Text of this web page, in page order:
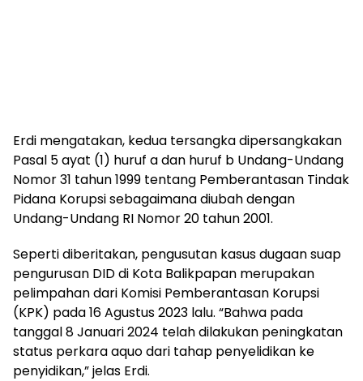
Erdi mengatakan, kedua tersangka dipersangkakan
Pasal 5 ayat (1) huruf a dan huruf b Undang-Undang
Nomor 31 tahun 1999 tentang Pemberantasan Tindak
Pidana Korupsi sebagaimana diubah dengan
Undang-Undang RI Nomor 20 tahun 2001.
Seperti diberitakan, pengusutan kasus dugaan suap
pengurusan DID di Kota Balikpapan merupakan
pelimpahan dari Komisi Pemberantasan Korupsi
(KPK) pada 16 Agustus 2023 lalu. “Bahwa pada
tanggal 8 Januari 2024 telah dilakukan peningkatan
status perkara aquo dari tahap penyelidikan ke
penyidikan,” jelas Erdi.